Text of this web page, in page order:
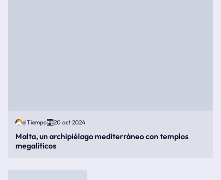
elTiempo 20 oct 2024
Malta, un archipiélago mediterráneo con templos
megalíticos